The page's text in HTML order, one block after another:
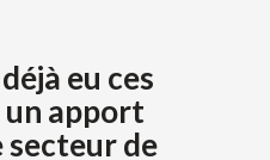
eu ces
un apport
secteur de